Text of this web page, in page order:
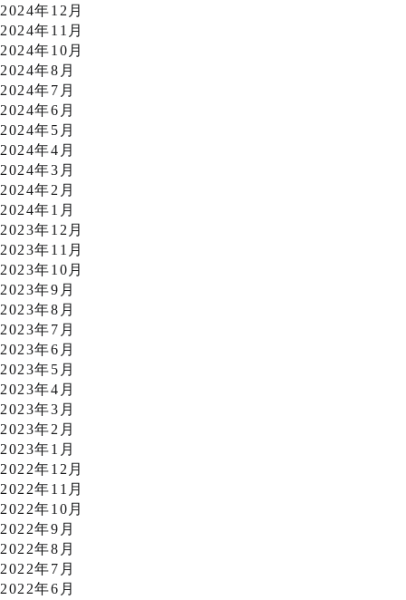
2024年12月
2024年11月
2024年10月
2024年8月
2024年7月
2024年6月
2024年5月
2024年4月
2024年3月
2024年2月
2024年1月
2023年12月
2023年11月
2023年10月
2023年9月
2023年8月
2023年7月
2023年6月
2023年5月
2023年4月
2023年3月
2023年2月
2023年1月
2022年12月
2022年11月
2022年10月
2022年9月
2022年8月
2022年7月
2022年6月